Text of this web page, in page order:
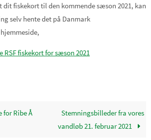
dit fiskekort til den kommende sæson 2021, kan
selv hente det på Danmark
fiskekort for sæson 2021
for Ribe Å
Stemningsbilleder fra vores
vandløb 21. februar 2021